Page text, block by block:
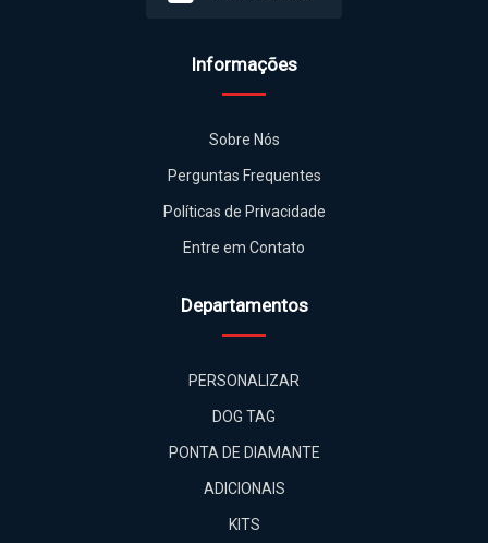
Informações
Sobre Nós
Perguntas Frequentes
Políticas de Privacidade
Entre em Contato
Departamentos
PERSONALIZAR
DOG TAG
PONTA DE DIAMANTE
ADICIONAIS
KITS